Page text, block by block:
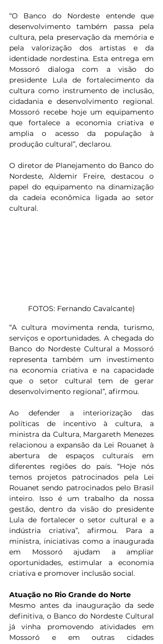
“O Banco do Nordeste entende que
desenvolvimento também passa pela
cultura, pela preservação da memória e
pela valorização dos artistas e da
identidade nordestina. Esta entrega em
Mossoró dialoga com a visão do
presidente Lula de fortalecimento da
cultura como instrumento de inclusão,
cidadania e desenvolvimento regional.
Mossoró recebe hoje um equipamento
que fortalece a economia criativa e
amplia o acesso da população à
produção cultural”, declarou.
O diretor de Planejamento do Banco do
Nordeste, Aldemir Freire, destacou o
papel do equipamento na dinamização
da cadeia econômica ligada ao setor
cultural.
FOTOS: Fernando Cavalcante)
“A cultura movimenta renda, turismo,
serviços e oportunidades. A chegada do
Banco do Nordeste Cultural a Mossoró
representa também um investimento
na economia criativa e na capacidade
que o setor cultural tem de gerar
desenvolvimento regional”, afirmou.
Ao defender a interiorização das
políticas de incentivo à cultura, a
ministra da Cultura, Margareth Menezes
relacionou a expansão da Lei Rouanet à
abertura de espaços culturais em
diferentes regiões do país. “Hoje nós
temos projetos patrocinados pela Lei
Rouanet sendo patrocinados pelo Brasil
inteiro. Isso é um trabalho da nossa
gestão, dentro da visão do presidente
Lula de fortalecer o setor cultural e a
indústria criativa”, afirmou. Para a
ministra, iniciativas como a inaugurada
em Mossoró ajudam a ampliar
oportunidades, estimular a economia
criativa e promover inclusão social.
Atuação no Rio Grande do Norte
Mesmo antes da inauguração da sede
definitiva, o Banco do Nordeste Cultural
já vinha promovendo atividades em
Mossoró e em outras cidades